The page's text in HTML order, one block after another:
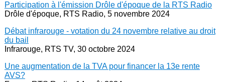
Participation à l'émission Drôle d'époque de la RTS Radio
Drôle d'époque, RTS Radio, 5 novembre 2024
Débat infrarouge - votation du 24 novembre relative au droit
du bail
Infrarouge, RTS TV, 30 octobre 2024
Une augmentation de la TVA pour financer la 13e rente
AVS?